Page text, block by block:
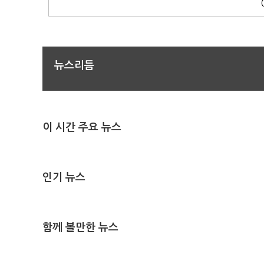
뉴스리듬
이 시간 주요 뉴스
인기 뉴스
함께 볼만한 뉴스